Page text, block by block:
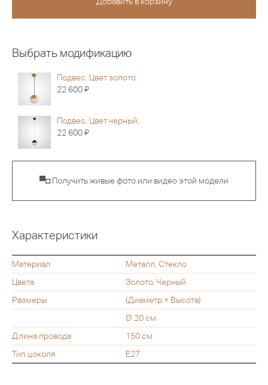
Выбрать модификацию
Подвес. Цвет золото.
22 600Я
Подвес. Цвет черный.
22 600Я
▀◘ Получить живые фото или видео этой модели
Характеристики
Материал
Металл, Стекло
Цвета
Золото, Черный
Размеры
(Диаметр × Высота)
Ø 20 см
Длина провода
150 см
Тип цоколя
Е27